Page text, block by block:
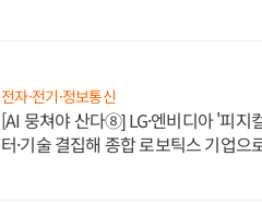
전자·전기·정보통신
[AI 뭉쳐야 산다⑧] LG·엔비디아 '피지
터·기술 결집해 종합 로보틱스 기업으